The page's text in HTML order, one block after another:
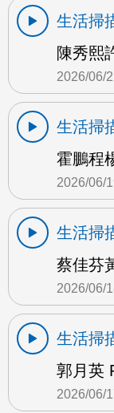
生活掃
陳秀熙
2026/06/
生活掃
霍鵬程
2026/06/
生活掃
蔡佳芬
2026/06/
生活掃
郭月英
2026/06/